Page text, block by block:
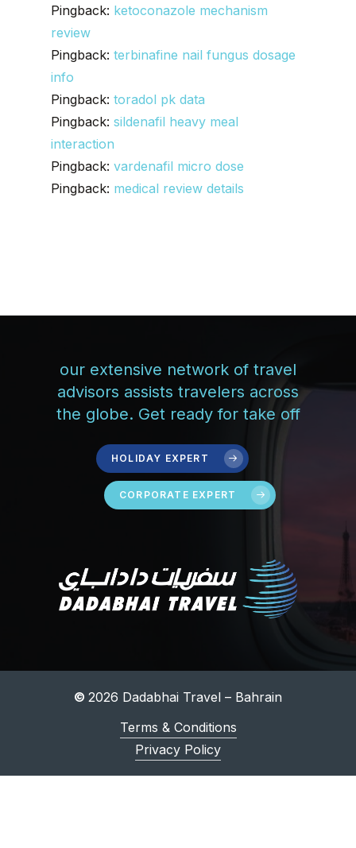
Pingback: ketoconazole mechanism
review
Pingback: terbinafine nail fungus dosage
info
Pingback: toradol pk data
Pingback: sildenafil heavy meal
interaction
Pingback: vardenafil micro dose
Pingback: medical review details
our extensive network of travel
advisors assists travelers across
the globe. Get ready for take off
HOLIDAY EXPERT
CORPORATE EXPERT
© 2026 Dadabhai Travel – Bahrain
Terms & Conditions
Privacy Policy